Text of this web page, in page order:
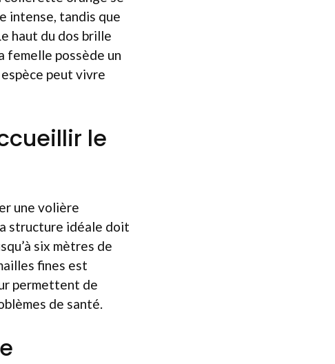
intense, tandis que
haut du dos brille
femelle possède un
peut vivre
le
une volière
structure idéale doit
six mètres de
fines est
permettent de
de santé.